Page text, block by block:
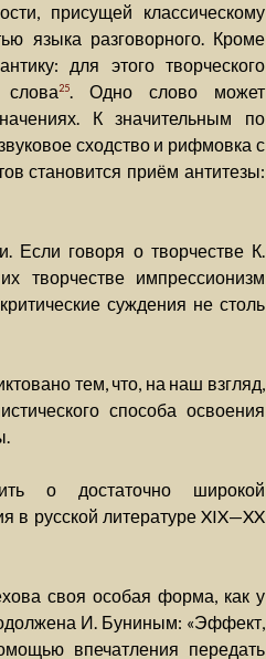
присущей классическому
языка разговорного. Кроме
для этого творческого
25. Одно слово может
К значительным по
сходство и рифмовка с
становится приём антитезы:
Если говоря о творчестве К.
творчестве импрессионизм
суждения не столь
тем, что, на наш взгляд,
способа освоения
о достаточно широкой
в русской литературе XIX—XX
своя особая форма, как у
И. Буниным: «Эффект,
впечатления передать